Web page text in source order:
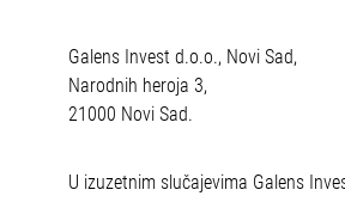
Galens Invest d.o.o., Novi Sad,
Narodnih heroja 3,
21000 Novi Sad.
U izuzetnim slučajevima Galens